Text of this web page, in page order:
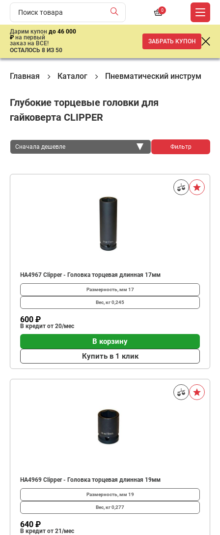
0
Дарим купон до 46 000
₽ на первый
заказ на ВСЕ!
ОСТАЛОСЬ 8 ИЗ 50
ЗАБРАТЬ КУПОН
Главная Каталог Пневматический инструмент
Глубокие торцевые головки для
гайковерта CLIPPER
Сначала дешевле Фильтр
HA4967 Clipper - Головка торцевая длинная 17мм
Размерность, мм 17
Вес, кг0,245
600 ₽
В кредит от 20/мес
В корзину
Купить в 1 клик
HA4969 Clipper - Головка торцевая длинная 19мм
Размерность, мм 19
Вес, кг0,277
640 ₽
В кредит от 21/мес